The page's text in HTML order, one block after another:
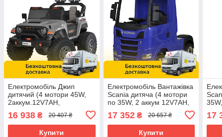
Електромобіль Джип
дитячий (4 мотори 45W,
2аккум.12V7AH,
підсвічування, пульт 2,4G)
Bambi M 6204EBLR-
11(24V) Сірий
16 938 ₴ 20 407 ₴
Купити
Електромобіль Вантажівка
Scania дитяча (4 мотори
по 35W, 2 аккум 12V7AH,
музика, світло) Bambi M
6062EBLR-4 Синій
17 352₴ 20 657 ₴
Купити
17